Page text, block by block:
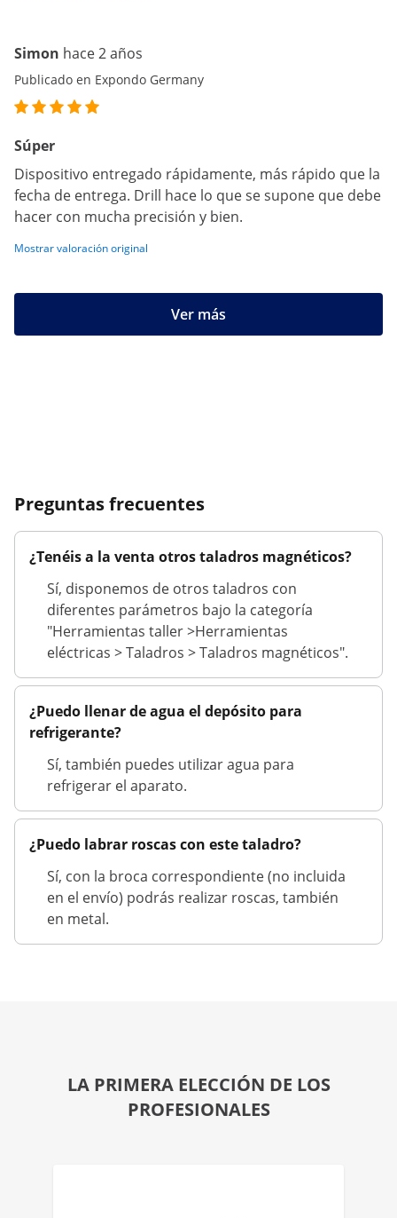
Simon hace 2 años
Publicado en Expondo Germany
Súper
Dispositivo entregado rápidamente, más rápido que la
fecha de entrega. Drill hace lo que se supone que debe
hacer con mucha precisión y bien.
Mostrar valoración original
Ver más
Preguntas frecuentes
¿Tenéis a la venta otros taladros magnéticos?
Sí, disponemos de otros taladros con
diferentes parámetros bajo la categoría
"Herramientas taller >Herramientas
eléctricas > Taladros > Taladros magnéticos".
¿Puedo llenar de agua el depósito para
refrigerante?
Sí, también puedes utilizar agua para
refrigerar el aparato.
¿Puedo labrar roscas con este taladro?
Sí, con la broca correspondiente (no incluida
en el envío) podrás realizar roscas, también
en metal.
LA PRIMERA ELECCIÓN DE LOS
PROFESIONALES